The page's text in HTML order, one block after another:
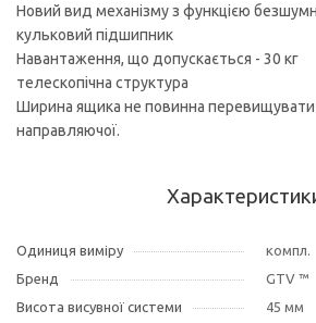
Новий вид механізму з функцією
кульковий підшипник
Навантаження, що допускається - 30 кг
телескопічна структура
Ширина ящика не повинна
направляючої.
Одиниця виміру
компл.
Бренд
GTV ™
Висота висувної системи
45 мм